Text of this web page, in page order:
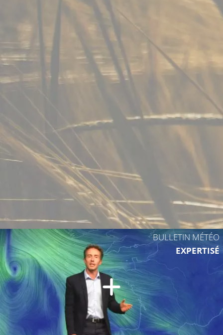
BULLETIN MÉTÉO
EXPERTISÉ